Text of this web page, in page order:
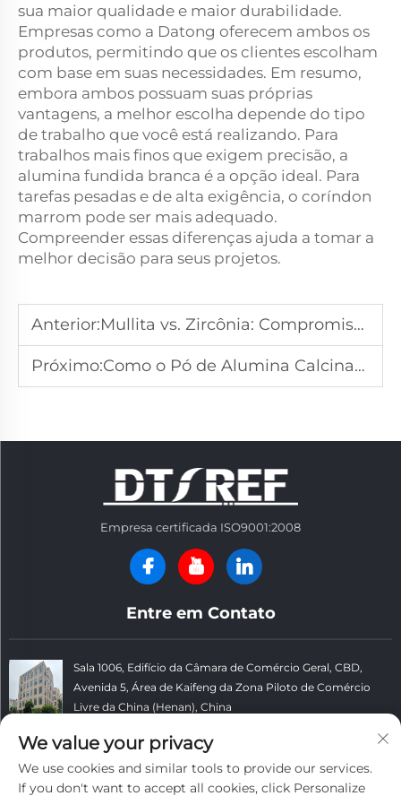
sua maior qualidade e maior durabilidade.
Empresas como a Datong oferecem ambos os
produtos, permitindo que os clientes escolham
com base em suas necessidades. Em resumo,
embora ambos possuam suas próprias
vantagens, a melhor escolha depende do tipo
de trabalho que você está realizando. Para
trabalhos mais finos que exigem precisão, a
alumina fundida branca é a opção ideal. Para
tarefas pesadas e de alta exigência, o coríndon
marrom pode ser mais adequado.
Compreender essas diferenças ajuda a tomar a
melhor decisão para seus projetos.
Anterior:Mullita vs. Zircônia: Compromissos entre Custo e Desempenho em Refratários
Próximo:Como o Pó de Alumina Calcinada Supera Outros Aditivos Cerâmicos
Empresa certificada ISO9001:2008
Entre em Contato
Sala 1006, Edifício da Câmara de Comércio Geral, CBD,
Avenida 5, Área de Kaifeng da Zona Piloto de Comércio
Livre da China (Henan), China
+86 13781152999
[email protected]
We value your privacy
We use cookies and similar tools to provide our services.
If you don't want to accept all cookies, click Personalize